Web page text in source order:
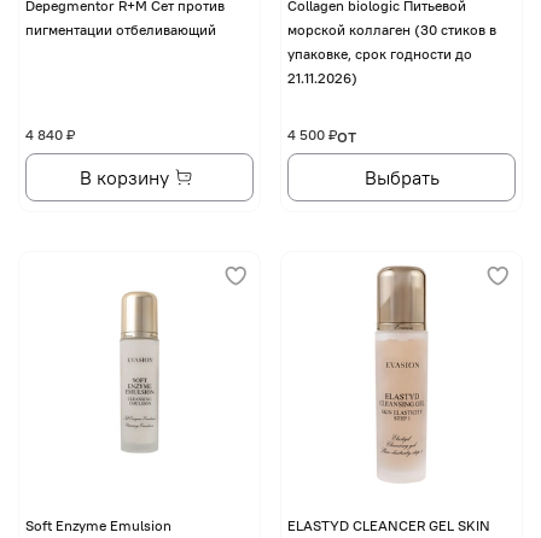
Depegmentor R+M Сет против
пигментации отбеливающий
4 840 ₽
В корзину
Collagen biologic Питьевой
морской коллаген (30 стиков в
упаковке, срок годности до
21.11.2026)
от
4 500 ₽
Выбрать
Soft Enzyme Emulsion
ELASTYD CLEANCER GEL SKIN